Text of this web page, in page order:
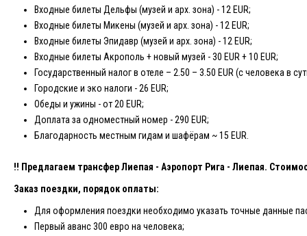
Входные билеты Дельфы (музей и арх. зона) - 12 EUR;
Входные билеты Микены (музей и арх. зона) - 12 EUR;
Входные билеты Эпидавр (музей и арх. зона) - 12 EUR;
Входные билеты Акрополь + новый музей - 30 EUR + 10 EUR;
Государственный налог в отеле – 2.50 – 3.50 EUR (с человека в
Городские и эко налоги - 26 EUR;
Обеды и ужины - от 20 EUR;
Доплата за одноместный номер - 290 EUR;
Благодарность местным гидам и шафёрам ~ 15 EUR.
!! Предлагаем трансфер Лиепая - Аэропорт Рига - Лиепая.
Заказ поездки, порядок оплаты:
Для оформления поездки необходимо указать точные данные
Первый аванс 300 евро на человека;